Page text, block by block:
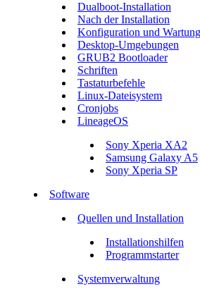
Dualboot-Installation
Nach der Installation
Konfiguration und Wartung
Desktop-Umgebungen
GRUB2 Bootloader
Schriften
Tastaturbefehle
Linux-Dateisystem
Cronjobs
LineageOS
Sony Xperia XA2
Samsung Galaxy A5
Sony Xperia SP
Software
Quellen und Installation
Installationshilfen
Programmstarter
Systemverwaltung